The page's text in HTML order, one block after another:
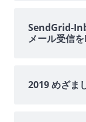
SendGrid-
メール受信を
2019 めざま